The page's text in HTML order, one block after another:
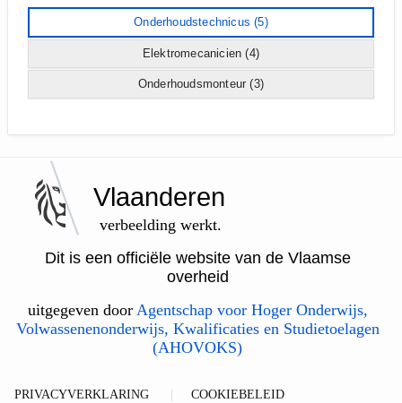
Onderhoudstechnicus (5)
Elektromecanicien (4)
Onderhoudsmonteur (3)
Vlaanderen
verbeelding werkt.
Dit is een officiële website van de Vlaamse
overheid
uitgegeven door Agentschap voor Hoger Onderwijs,
Volwassenenonderwijs, Kwalificaties en Studietoelagen
(AHOVOKS)
PRIVACYVERKLARING COOKIEBELEID